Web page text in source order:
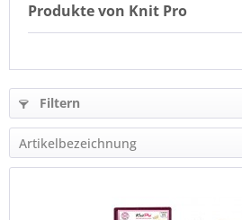
Produkte von Knit Pro
Filtern